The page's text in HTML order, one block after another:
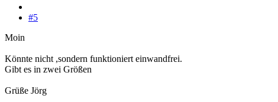
#5
Moin
Könnte nicht ,sondern funktioniert einwandfrei.
Gibt es in zwei Größen
Grüße Jörg